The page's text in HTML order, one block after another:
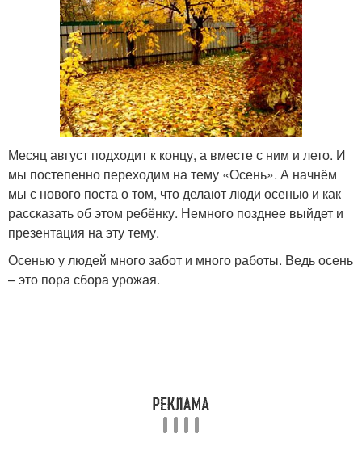
Месяц август подходит к концу, а вместе с ним и лето. И
мы постепенно переходим на тему «Осень». А начнём
мы с нового поста о том, что делают люди осенью и как
рассказать об этом ребёнку. Немного позднее выйдет и
презентация на эту тему.
Осенью у людей много забот и много работы. Ведь осень
– это пора сбора урожая.